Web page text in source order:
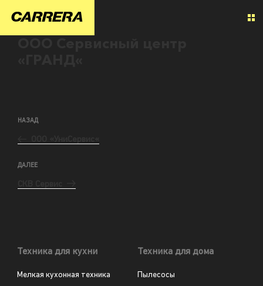
НАЗАД
ДАЛЕЕ
Техника для кухни
Мелкая кухонная техника
Техника для дома
Пылесосы